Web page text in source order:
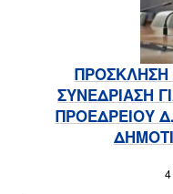
ΠΡΟΣΚΛΗΣΗ
ΣΥΝΕΔΡΙΑΣΗ
ΠΡΟΕΔΡΕΙΟΥ
4